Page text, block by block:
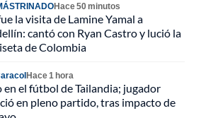
Hace 50 minutos
la visita de Lamine Yamal a
cantó con Ryan Castro y lució la
de Colombia
Hace 1 hora
en el fútbol de Tailandia; jugador
en pleno partido, tras impacto de